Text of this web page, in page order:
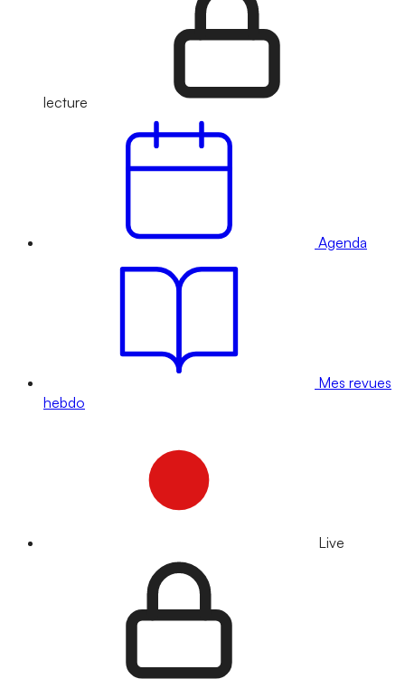
lecture
Agenda
Mes revues
hebdo
Live